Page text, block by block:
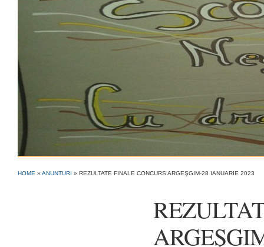
HOME » ANUNTURI » REZULTATE FINALE CONCURS ARGEŞGIM-28 IANUARIE 2023